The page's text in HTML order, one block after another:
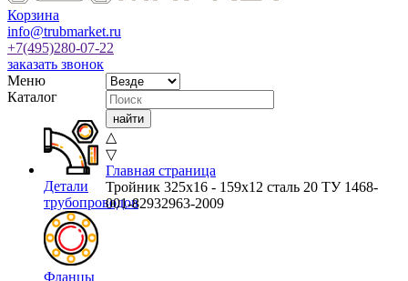
Корзина
info@trubmarket.ru
+7(495)280-07-22
заказать звонок
Меню
Каталог
Детали
трубопроводов
Фланцы
△
▽
Главная страница
Тройник 325х16 - 159х12 сталь 20 ТУ 1468-
001-82932963-2009